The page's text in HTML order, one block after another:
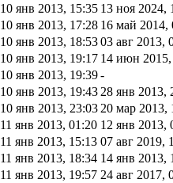
10 янв 2013, 15:35 13 ноя 2024,
10 янв 2013, 17:28 16 май 2014,
10 янв 2013, 18:5303 авг 2013,
10 янв 2013, 19:17 14 июн 2015,
10 янв 2013, 19:39-
10 янв 2013, 19:43 28 янв 2013,
10 янв 2013, 23:03 20 мар 2013,
11 янв 2013, 01:20 12 янв 2013,
11 янв 2013, 15:13 07 авг 2019,
11 янв 2013, 18:34 14 янв 2013,
11 янв 2013, 19:57 24 авг 2017,